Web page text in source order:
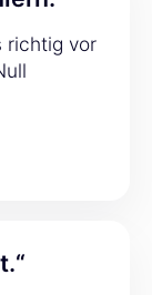
richtig vor